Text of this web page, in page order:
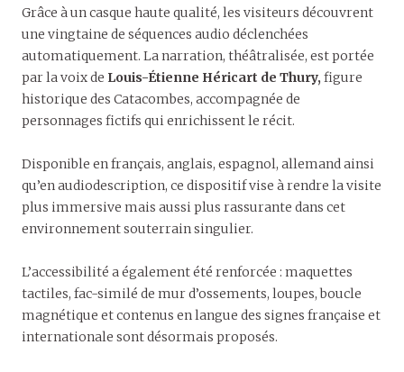
Grâce à un casque haute qualité, les visiteurs découvrent
une vingtaine de séquences audio déclenchées
automatiquement. La narration, théâtralisée, est portée
par la voix de Louis-Étienne Héricart de Thury, figure
historique des Catacombes, accompagnée de
personnages fictifs qui enrichissent le récit.
Disponible en français, anglais, espagnol, allemand ainsi
qu’en audiodescription, ce dispositif vise à rendre la visite
plus immersive mais aussi plus rassurante dans cet
environnement souterrain singulier.
L’accessibilité a également été renforcée : maquettes
tactiles, fac-similé de mur d’ossements, loupes, boucle
magnétique et contenus en langue des signes française et
internationale sont désormais proposés.